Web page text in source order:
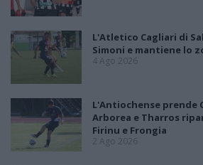
L'Atletico Cagliari di
Simoni e mantiene lo
4 Ago 2026
L'Antiochense prende
Arborea e Tharros
Firinu e Frongia
2 Ago 2026